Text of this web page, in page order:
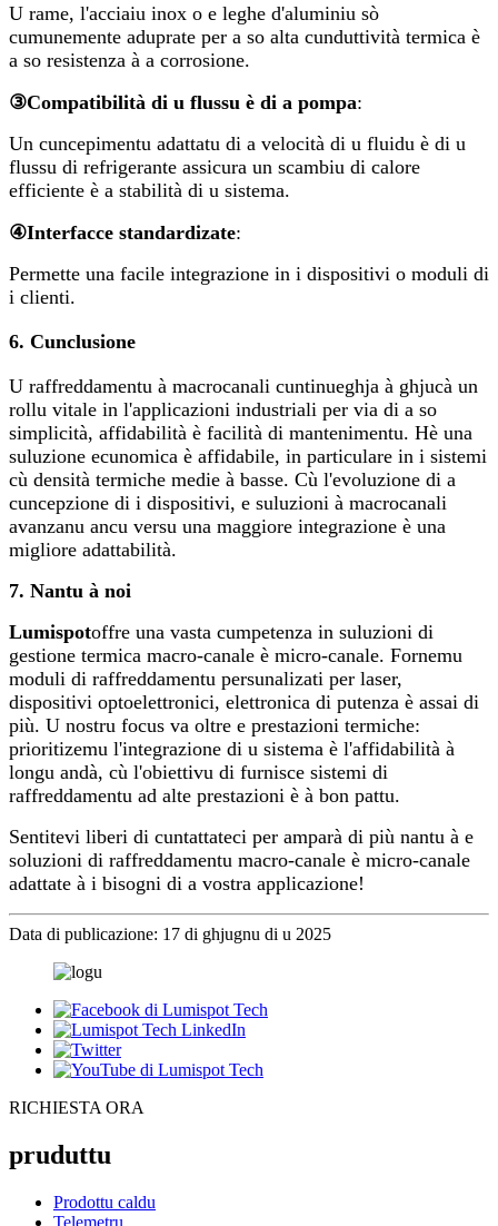
U rame, l'acciaiu inox o e leghe d'aluminiu sò
cumunemente aduprate per a so alta cunduttività termica è
a so resistenza à a corrosione.
③Compatibilità di u flussu è di a pompa:
Un cuncepimentu adattatu di a velocità di u fluidu è di u
flussu di refrigerante assicura un scambiu di calore
efficiente è a stabilità di u sistema.
④Interfacce standardizate:
Permette una facile integrazione in i dispositivi o moduli di
i clienti.
6. Cunclusione
U raffreddamentu à macrocanali cuntinueghja à ghjucà un
rollu vitale in l'applicazioni industriali per via di a so
simplicità, affidabilità è facilità di mantenimentu. Hè una
suluzione ecunomica è affidabile, in particulare in i sistemi
cù densità termiche medie à basse. Cù l'evoluzione di a
cuncepzione di i dispositivi, e suluzioni à macrocanali
avanzanu ancu versu una maggiore integrazione è una
migliore adattabilità.
7. Nantu à noi
Lumispotoffre una vasta cumpetenza in suluzioni di
gestione termica macro-canale è micro-canale. Fornemu
moduli di raffreddamentu persunalizati per laser,
dispositivi optoelettronici, elettronica di putenza è assai di
più. U nostru focus va oltre e prestazioni termiche:
prioritizemu l'integrazione di u sistema è l'affidabilità à
longu andà, cù l'obiettivu di furnisce sistemi di
raffreddamentu ad alte prestazioni è à bon pattu.
Sentitevi liberi di cuntattateci per amparà di più nantu à e
soluzioni di raffreddamentu macro-canale è micro-canale
adattate à i bisogni di a vostra applicazione!
Data di publicazione: 17 di ghjugnu di u 2025
RICHIESTA ORA
pruduttu
Prodottu caldu
Telemetru